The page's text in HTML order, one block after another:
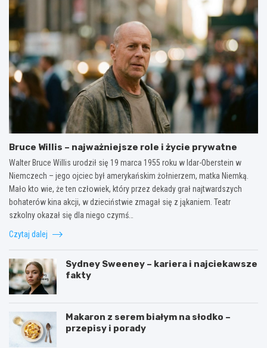
Bruce Willis – najważniejsze role i życie prywatne
Walter Bruce Willis urodził się 19 marca 1955 roku w Idar-Oberstein w
Niemczech – jego ojciec był amerykańskim żołnierzem, matka Niemką.
Mało kto wie, że ten człowiek, który przez dekady grał najtwardszych
bohaterów kina akcji, w dzieciństwie zmagał się z jąkaniem. Teatr
szkolny okazał się dla niego czymś…
Czytaj dalej
Sydney Sweeney – kariera i najciekawsze
fakty
Makaron z serem białym na słodko –
przepisy i porady